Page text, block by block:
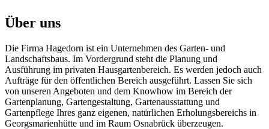
Über uns
Die Firma Hagedorn ist ein Unternehmen des Garten- und
Landschaftsbaus. Im Vordergrund steht die Planung und
Ausführung im privaten Hausgartenbereich. Es werden jedoch auch
Aufträge für den öffentlichen Bereich ausgeführt. Lassen Sie sich
von unseren Angeboten und dem Knowhow im Bereich der
Gartenplanung, Gartengestaltung, Gartenausstattung und
Gartenpflege Ihres ganz eigenen, natürlichen Erholungsbereichs in
Georgsmarienhütte und im Raum Osnabrück überzeugen.